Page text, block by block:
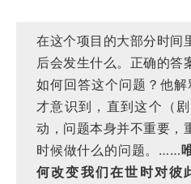
在这个项目的大部分时间
后会发生什么。正确的答
如何回答这个问题？他
才意识到，直到这个（
动，问题本身并不重要，
时候做什么的问题。……
何改变我们在世时对彼